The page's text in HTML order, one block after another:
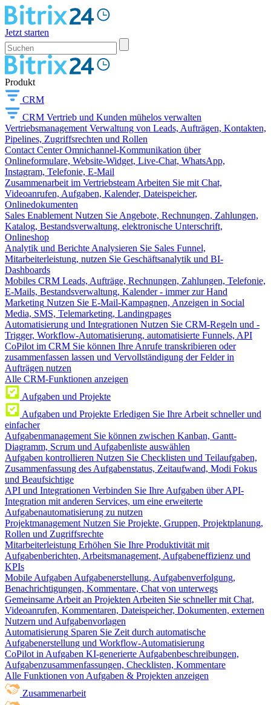
Jetzt starten
Produkt
CRM
CRM Vertrieb und Kunden mühelos verwalten
Vertriebsmanagement Verwaltung von Leads, Aufträgen, Kontakten,
Pipelines, Zugriffsrechten und Rollen
Contact Center Omnichannel-Kommunikation über
Onlineformulare, Website-Widget, Live-Chat, WhatsApp,
Instagram, Telefonie, E-Mail
Zusammenarbeit im Vertriebsteam Arbeiten Sie mit Chat,
Videoanrufen, Aufgaben, Kalender, Dateispeicher,
Onlinedokumenten
Sales Enablement Nutzen Sie Angebote, Rechnungen, Zahlungen,
Katalog, Bestandsverwaltung, elektronische Unterschrift,
Onlineshop
Analytik und Berichte Analysieren Sie Sales Funnel,
Mitarbeiterleistung, nutzen Sie Geschäftsanalytik und BI-
Dashboards
Mobiles CRM Leads, Aufträge, Rechnungen, Zahlungen, Telefonie,
E-Mails, Bestandsverwaltung, Kalender - immer zur Hand
Marketing Nutzen Sie E-Mail-Kampagnen, Anzeigen in Social
Media, SMS, Telemarketing, Landingpages
Automatisierung und Integrationen Nutzen Sie CRM-Regeln und -
Trigger, Workflow-Automatisierung, automatisierte Funnels, API
CoPilot im CRM Sie können Ihre Anrufe transkribieren oder
zusammenfassen lassen und Vervollständigung der Felder in
Aufträgen nutzen
Alle CRM-Funktionen anzeigen
Aufgaben und Projekte
Aufgaben und Projekte Erledigen Sie Ihre Arbeit schneller und
einfacher
Aufgabenmanagement Sie können zwischen Kanban, Gantt-
Diagramm, Scrum und Aufgabenliste auswählen
Aufgaben kontrollieren Nutzen Sie Checklisten und Teilaufgaben,
Zusammenfassung des Aufgabenstatus, Zeitaufwand, Modi Fokus
und Beaufsichtige
API und Integrationen Verbinden Sie Ihre Aufgaben über API-
Integration mit anderen Services, um eine erweiterte
Aufgabenautomatisierung zu nutzen
Projektmanagement Nutzen Sie Projekte, Gruppen, Projektplanung,
Rollen und Zugriffsrechte
Mitarbeiterleistung Erhöhen Sie Ihre Produktivität mit
Aufgabenberichten, Arbeitsmanagement, Aufgabeneffizienz und
KPIs
Mobile Aufgaben Aufgabenerstellung, Aufgabenverfolgung,
Benachrichtigungen, Kommentare, Chat von unterwegs
Gemeinsame Arbeit an Projekten Arbeiten Sie schneller mit Chat,
Videoanrufen, Kommentaren, Dateispeicher, Dokumenten, externen
Nutzern und Aufgabenvorlagen
Automatisierung Sparen Sie Zeit durch automatische
Aufgabenerstellung und Workflow-Automatisierung
CoPilot in Aufgaben KI-generierte Aufgabenbeschreibungen,
Aufgabenzusammenfassungen, Checklisten, Kommentare
Alle Funktionen von Aufgaben & Projekten anzeigen
Zusammenarbeit